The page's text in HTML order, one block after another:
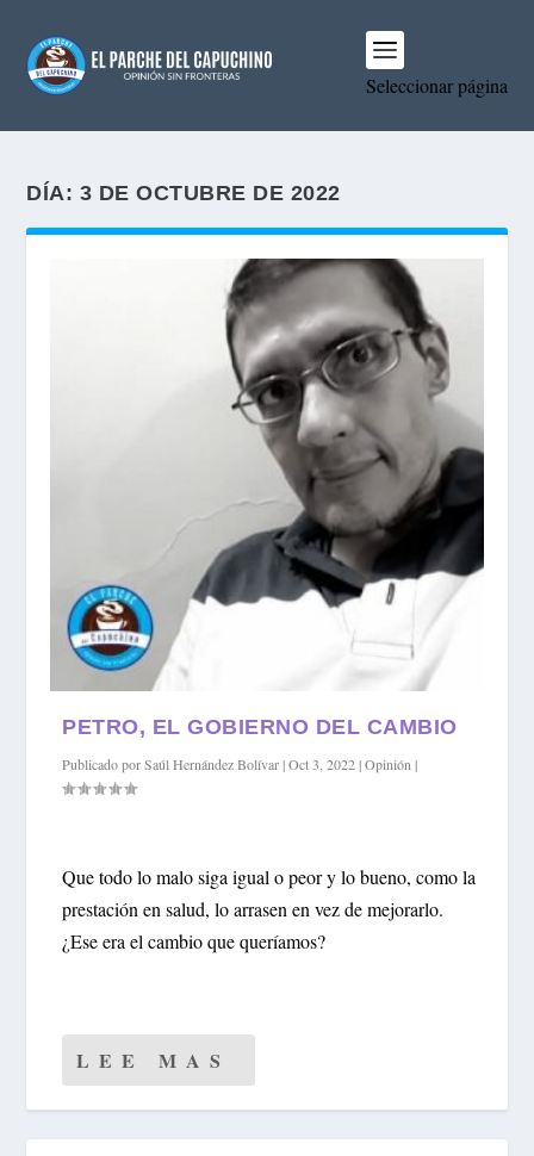
Seleccionar página
DÍA: 3 DE OCTUBRE DE 2022
PETRO, EL GOBIERNO DEL CAMBIO
Publicado porSaúl Hernández Bolívar|Oct 3, 2022|Opinión |
Que todo lo malo siga igual o peor y lo bueno, como la
prestación en salud, lo arrasen en vez de mejorarlo.
¿Ese era el cambio que queríamos?
LEE MAS